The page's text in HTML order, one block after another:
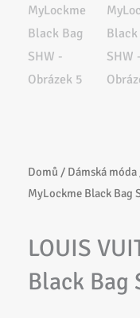
Domů / Dámská móda
MyLockme Black Bag
LOUIS
Black Bag